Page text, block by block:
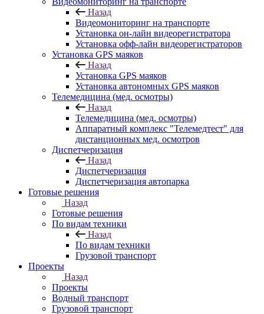
Назад
Видеомониторинг на транспорте
Установка он-лайн видеорегистратора
Установка офф-лайн видеорегистраторов
Установка GPS маяков
Назад
Установка GPS маяков
Установка автономных GPS маяков
Телемедицина (мед. осмотры)
Назад
Телемедицина (мед. осмотры)
Аппаратный комплекс "Телемедтест" для
дистанционных мед. осмотров
Диспетчеризация
Назад
Диспетчеризация
Диспетчеризация автопарка
Готовые решения
Назад
Готовые решения
По видам техники
Назад
По видам техники
Грузовой транспорт
Проекты
Назад
Проекты
Водный транспорт
Грузовой транспорт